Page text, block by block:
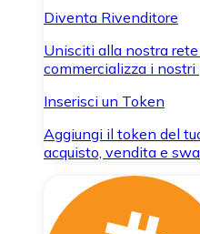
Diventa Rivenditore
Unisciti alla nostra
commercializza i nostri
Inserisci un Token
Aggiungi il token del
acquisto, vendita e